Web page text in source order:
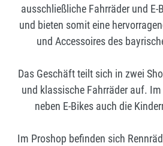
ausschließliche Fahrräder und E-
und bieten somit eine
und Accessoires des
Das Geschäft teilt sich in zwei
und klassische Fahrräder auf.
neben E-Bikes auch die
Im Proshop befinden sich